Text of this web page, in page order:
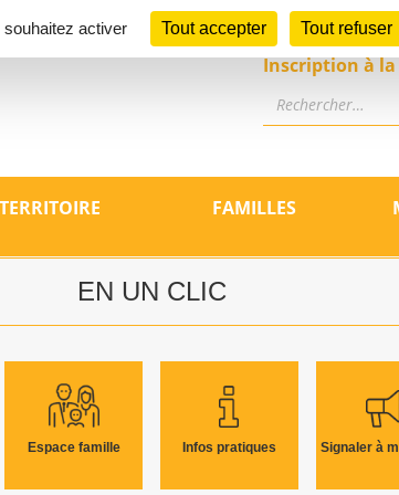
de Launaguet
Inscription à
Rechercher
TERRITOIRE FAMILLES
EN UN CLIC
Espace famille Infos pratiques Signaler à
activer
Tout accepter Tout refuser